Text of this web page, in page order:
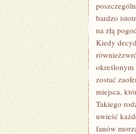
bardzo
na złą
Kiedy
zostać
miejsca,
Takiego
uwieść
fanów